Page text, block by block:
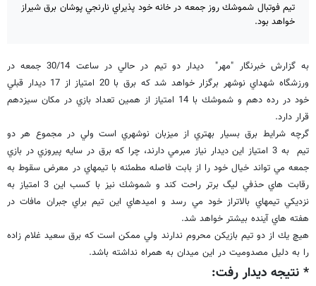
تيم فوتبال شموشك روز جمعه در خانه خود پذيراي نارنجي پوشان برق شيراز
خواهد بود.
به گزارش خبرنگار "مهر" ديدار دو تيم در حالي در ساعت 30/14 جمعه در
ورزشگاه شهداي نوشهر برگزار خواهد شد كه برق با 20 امتياز از 17 ديدار قبلي
خود در رده دهم و شموشك با 14 امتياز از همين تعداد بازي در مكان سيزدهم
قرار دارد.
گرچه شرايط برق بسيار بهتري از ميزبان نوشهري است ولي در مجموع هر دو
تيم به 3 امتياز اين ديدار نياز مبرمي دارند، چرا كه برق در سايه پيروزي در بازي
جمعه مي تواند خيال خود را از بابت فاصله مطمئنه با تيمهاي در معرض سقوط به
رقابت هاي حذفي ليگ برتر راحت كند و شموشك نيز با كسب اين 3 امتياز به
نزديكي تيمهاي بالاتراز خود مي رسد و اميدهاي اين تيم براي جبران مافات در
هفته هاي آينده بيشتر خواهد شد.
هيچ يك از دو تيم بازيكن محروم ندارند ولي ممكن است كه برق سعيد غلام زاده
را به دليل مصدوميت در اين ميدان به همراه نداشته باشد.
* نتيجه ديدار رفت: